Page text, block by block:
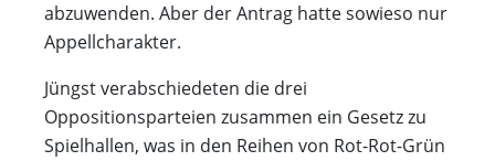
abzuwenden. Aber der Antrag hatte sowieso nur
Appellcharakter.
Jüngst verabschiedeten die drei
Oppositionsparteien zusammen ein Gesetz zu
Spielhallen, was in den Reihen von Rot-Rot-Grün